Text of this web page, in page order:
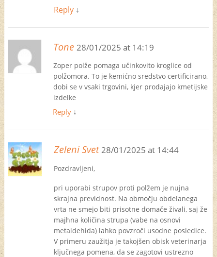
Reply ↓
Tone 28/01/2025 at 14:19
Zoper polže pomaga učinkovito kroglice od
polžomora. To je kemićno sredstvo certificirano,
dobi se v vsaki trgovini, kjer prodajajo kmetijske
izdelke
Reply ↓
Zeleni Svet 28/01/2025 at 14:44
Pozdravljeni,
pri uporabi strupov proti polžem je nujna
skrajna previdnost. Na območju obdelanega
vrta ne smejo biti prisotne domače živali, saj že
majhna količina strupa (vabe na osnovi
metaldehida) lahko povzroči usodne posledice.
V primeru zaužitja je takojšen obisk veterinarja
ključnega pomena, da se zagotovi ustrezno